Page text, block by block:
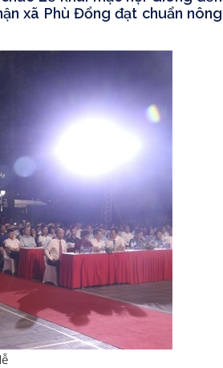
xã Phù Đổng đạt chuẩn nông